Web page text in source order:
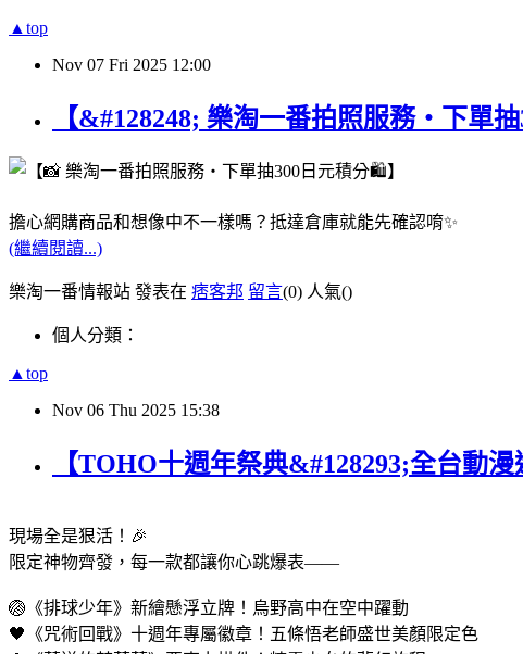
▲top
Nov 07 Fri 2025 12:00
【&#128248; 樂淘一番拍照服務・下單
擔心網購商品和想像中不一樣嗎？抵達倉庫就能先確認唷✨
(繼續閱讀...)
樂淘一番情報站 發表在 痞客邦 留言(0) 人氣()
個人分類：
▲top
Nov 06 Thu 2025 15:38
【TOHO十週年祭典&#128293;全台動漫
現場全是狠活！🎉
限定神物齊發，每一款都讓你心跳爆表——
🏐《排球少年》新繪懸浮立牌！烏野高中在空中躍動
🖤《咒術回戰》十週年專屬徽章！五條悟老師盛世美顏限定色